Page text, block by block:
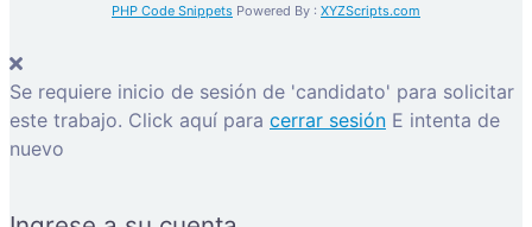
PHP Code Snippets Powered By : XYZScripts.com
Se requiere inicio de sesión de 'candidato' para solicitar
este trabajo. Click aquí para cerrar sesión E intenta de
nuevo